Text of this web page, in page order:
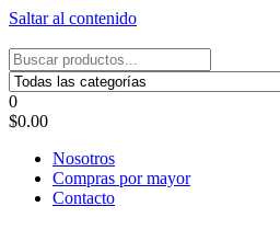
Saltar al contenido
Tel: 22087679 – Cel: 097 822122 –
0
$0.00
Nosotros
Compras por mayor
Contacto